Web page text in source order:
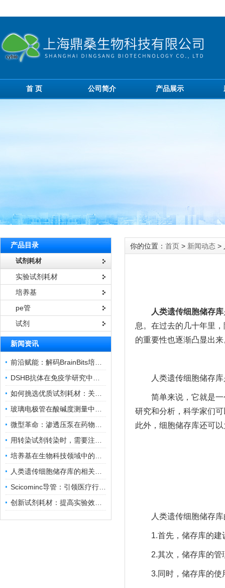
首 页 公司简介 产品展示
产品目录
试剂耗材
实验试剂耗材
培养基
pe管
试剂
新闻资讯
你的位置： 首页 > 新闻动态 >
人类遗传细胞储存库
息。在过去的几十年里
的重要性也逐渐凸显出来
人类遗传细胞储存库
简单来说，它就是一
研究和分析，科学家们
此外，细胞储存库还可
人类遗传细胞储存库
1.首先，储存库的建
2.其次，储存库的管
3.同时，储存库的使